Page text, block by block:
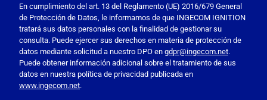
o
r
f
a
v
o
r
En cumplimiento del art. 13 del Reglamento (UE) 2016/679 General
de Protección de Datos, le informamos de que INGECOM IGNITION
tratará sus datos personales con la finalidad de gestionar su
consulta. Puede ejercer sus derechos en materia de protección de
datos mediante solicitud a nuestro DPO en gdpr@ingecom.net.
Puede obtener información adicional sobre el tratamiento de sus
datos en nuestra política de privacidad publicada en
www.ingecom.net.